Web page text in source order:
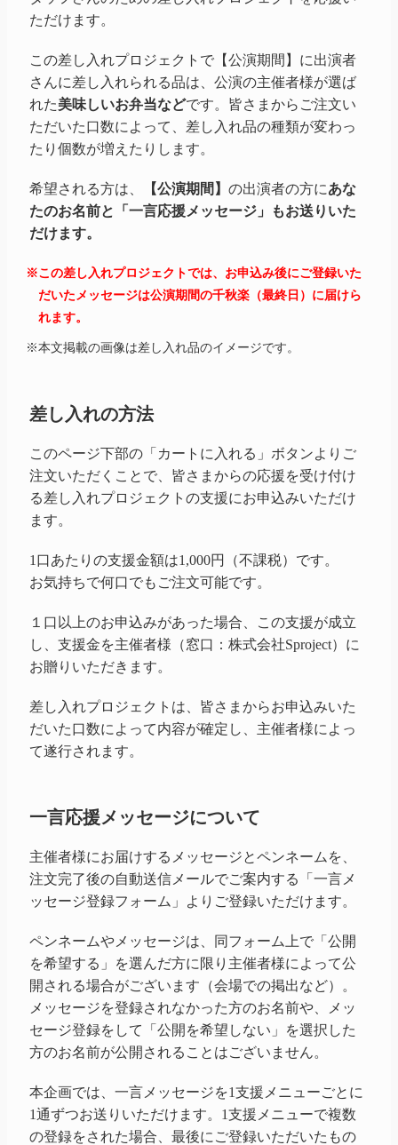
ただけます。
この差し入れプロジェクトで【公演期間】に出演者
さんに差し入れられる品は、公演の主催者様が選ば
れた美味しいお弁当などです。皆さまからご注文い
ただいた口数によって、差し入れ品の種類が変わっ
たり個数が増えたりします。
希望される方は、 【公演期間】 の出演者の方にあな
たのお名前と「一言応援メッセージ」もお送りいた
だけます。
※この差し入れプロジェクトでは、お申込み後にご登録いた
だいたメッセージは公演期間の千秋楽（最終日）に届けら
れます。
※本文掲載の画像は差し入れ品のイメージです。
差し入れの方法
このページ下部の「カートに入れる」ボタンよりご
注文いただくことで、皆さまからの応援を受け付け
る差し入れプロジェクトの支援にお申込みいただけ
ます。
1口あたりの支援金額は1,000円（不課税）です。
お気持ちで何口でもご注文可能です。
１口以上のお申込みがあった場合、この支援が成立
し、支援金を主催者様（窓口：株式会社Sproject）に
お贈りいただきます。
差し入れプロジェクトは、皆さまからお申込みいた
だいた口数によって内容が確定し、主催者様によっ
て遂行されます。
一言応援メッセージについて
主催者様にお届けするメッセージとペンネームを、
注文完了後の自動送信メールでご案内する「一言メ
ッセージ登録フォーム」よりご登録いただけます。
ペンネームやメッセージは、同フォーム上で「公開
を希望する」を選んだ方に限り主催者様によって公
開される場合がございます（会場での掲出など）。
メッセージを登録されなかった方のお名前や、メッ
セージ登録をして「公開を希望しない」を選択した
方のお名前が公開されることはございません。
本企画では、一言メッセージを1支援メニューごとに
1通ずつお送りいただけます。1支援メニューで複数
の登録をされた場合、最後にご登録いただいたもの